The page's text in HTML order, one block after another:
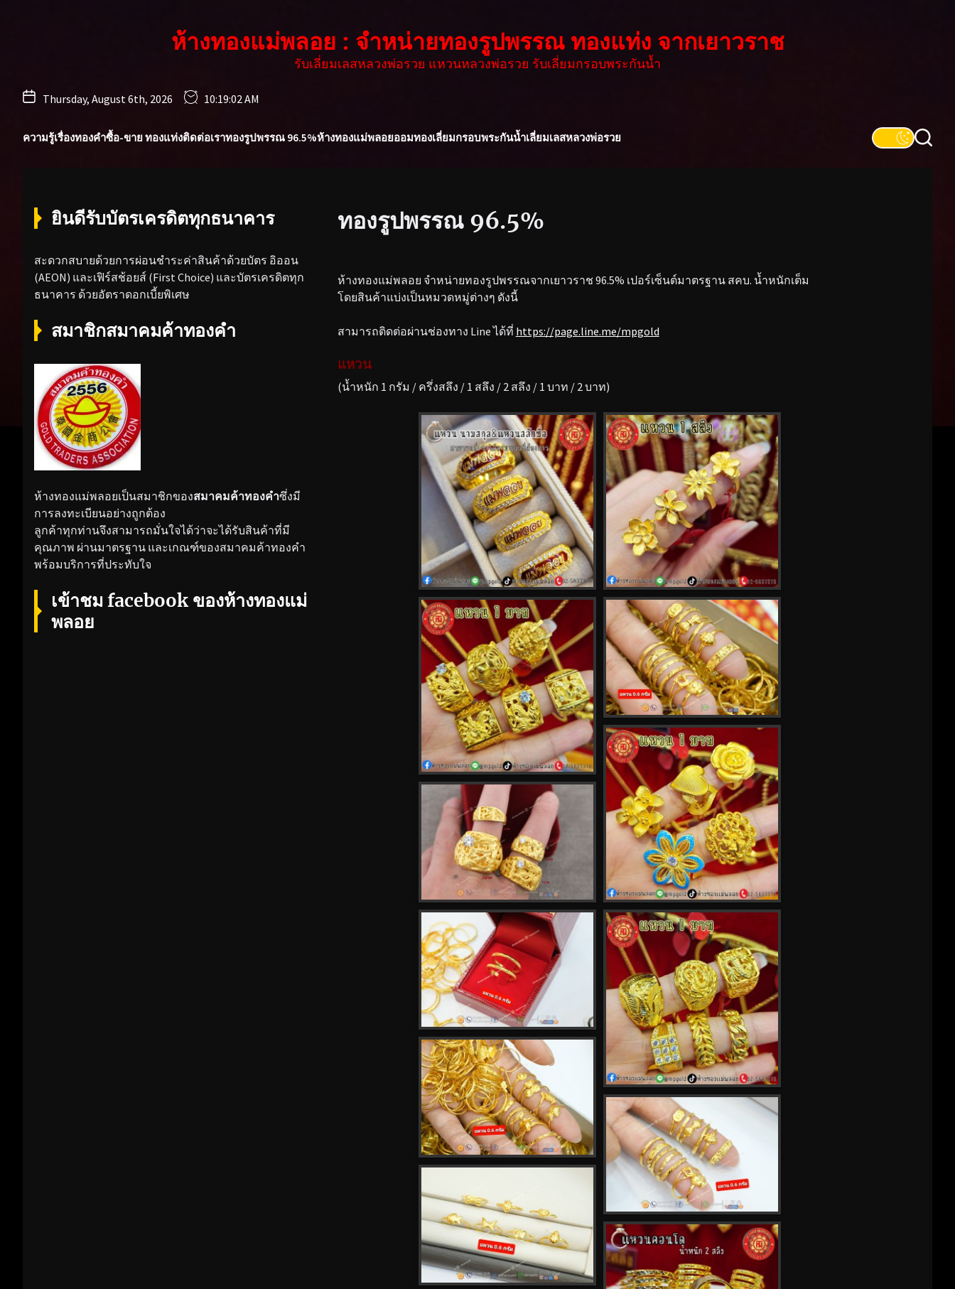
ห้างทองแม่พลอย : จำหน่ายทองรูปพรรณ ทองแท่ง จากเยาวราช
รับเลี่ยมเลสหลวงพ่อรวย แหวนหลวงพ่อรวย รับเลี่ยมกรอบพระกันน้ำ
Thursday, August 6th, 2026 10:19:04 AM
ความรู้เรื่องทองคำซื้อ-ขาย ทองแท่งติดต่อเราทองรูปพรรณ 96.5%ห้างทองแม่พลอยออมทองเลี่ยมกรอบพระกันน้ำเลี่ยมเลสหลวงพ่อรวย
ทองรูปพรรณ 96.5%
ห้างทองแม่พลอย จำหน่ายทองรูปพรรณจากเยาวราช 96.5% เปอร์เซ็นต์มาตรฐาน สคบ. น้ำหนักเต็ม
โดยสินค้าแบ่งเป็นหมวดหมู่ต่างๆ ดังนี้
สามารถติดต่อผ่านช่องทาง Line ได้ที่ https://page.line.me/mpgold
แหวน
(น้ำหนัก 1 กรัม / ครึ่งสลึง / 1 สลึง / 2 สลึง / 1 บาท / 2 บาท)
ยินดีรับบัตรเครดิตทุกธนาคาร
สะดวกสบายด้วยการผ่อนชำระค่าสินค้าด้วยบัตร อิออน
(AEON) และเฟิร์สช้อยส์ (First Choice) และบัตรเครดิตทุก
ธนาคาร ด้วยอัตราดอกเบี้ยพิเศษ
สมาชิกสมาคมค้าทองคำ
ห้างทองแม่พลอยเป็นสมาชิกของสมาคมค้าทองคำซึ่งมี
การลงทะเบียนอย่างถูกต้อง
ลูกค้าทุกท่านจึงสามารถมั่นใจได้ว่าจะได้รับสินค้าที่มี
คุณภาพ ผ่านมาตรฐาน และเกณฑ์ของสมาคมค้าทองคำ
พร้อมบริการที่ประทับใจ
เข้าชม facebook ของห้างทองแม่
พลอย